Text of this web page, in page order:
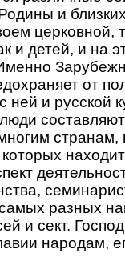
и
церковной,
и детей, и на
от
ней и русской
люди
разных
и сект.
народам,